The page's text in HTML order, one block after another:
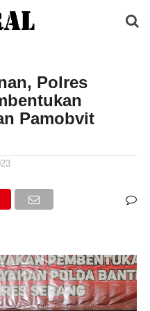
Polres
Pamobvit